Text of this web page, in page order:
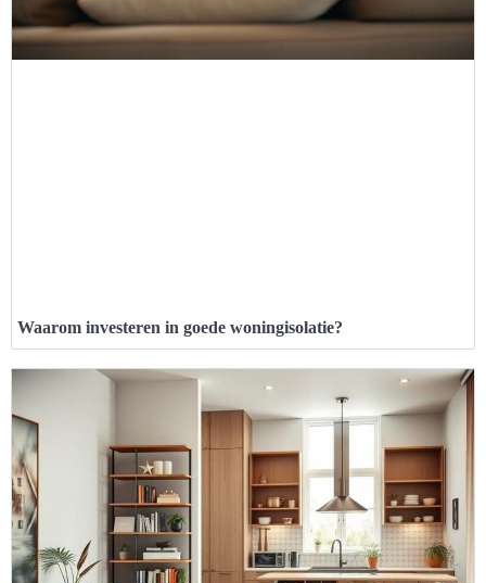
Waarom investeren in goede woningisolatie?